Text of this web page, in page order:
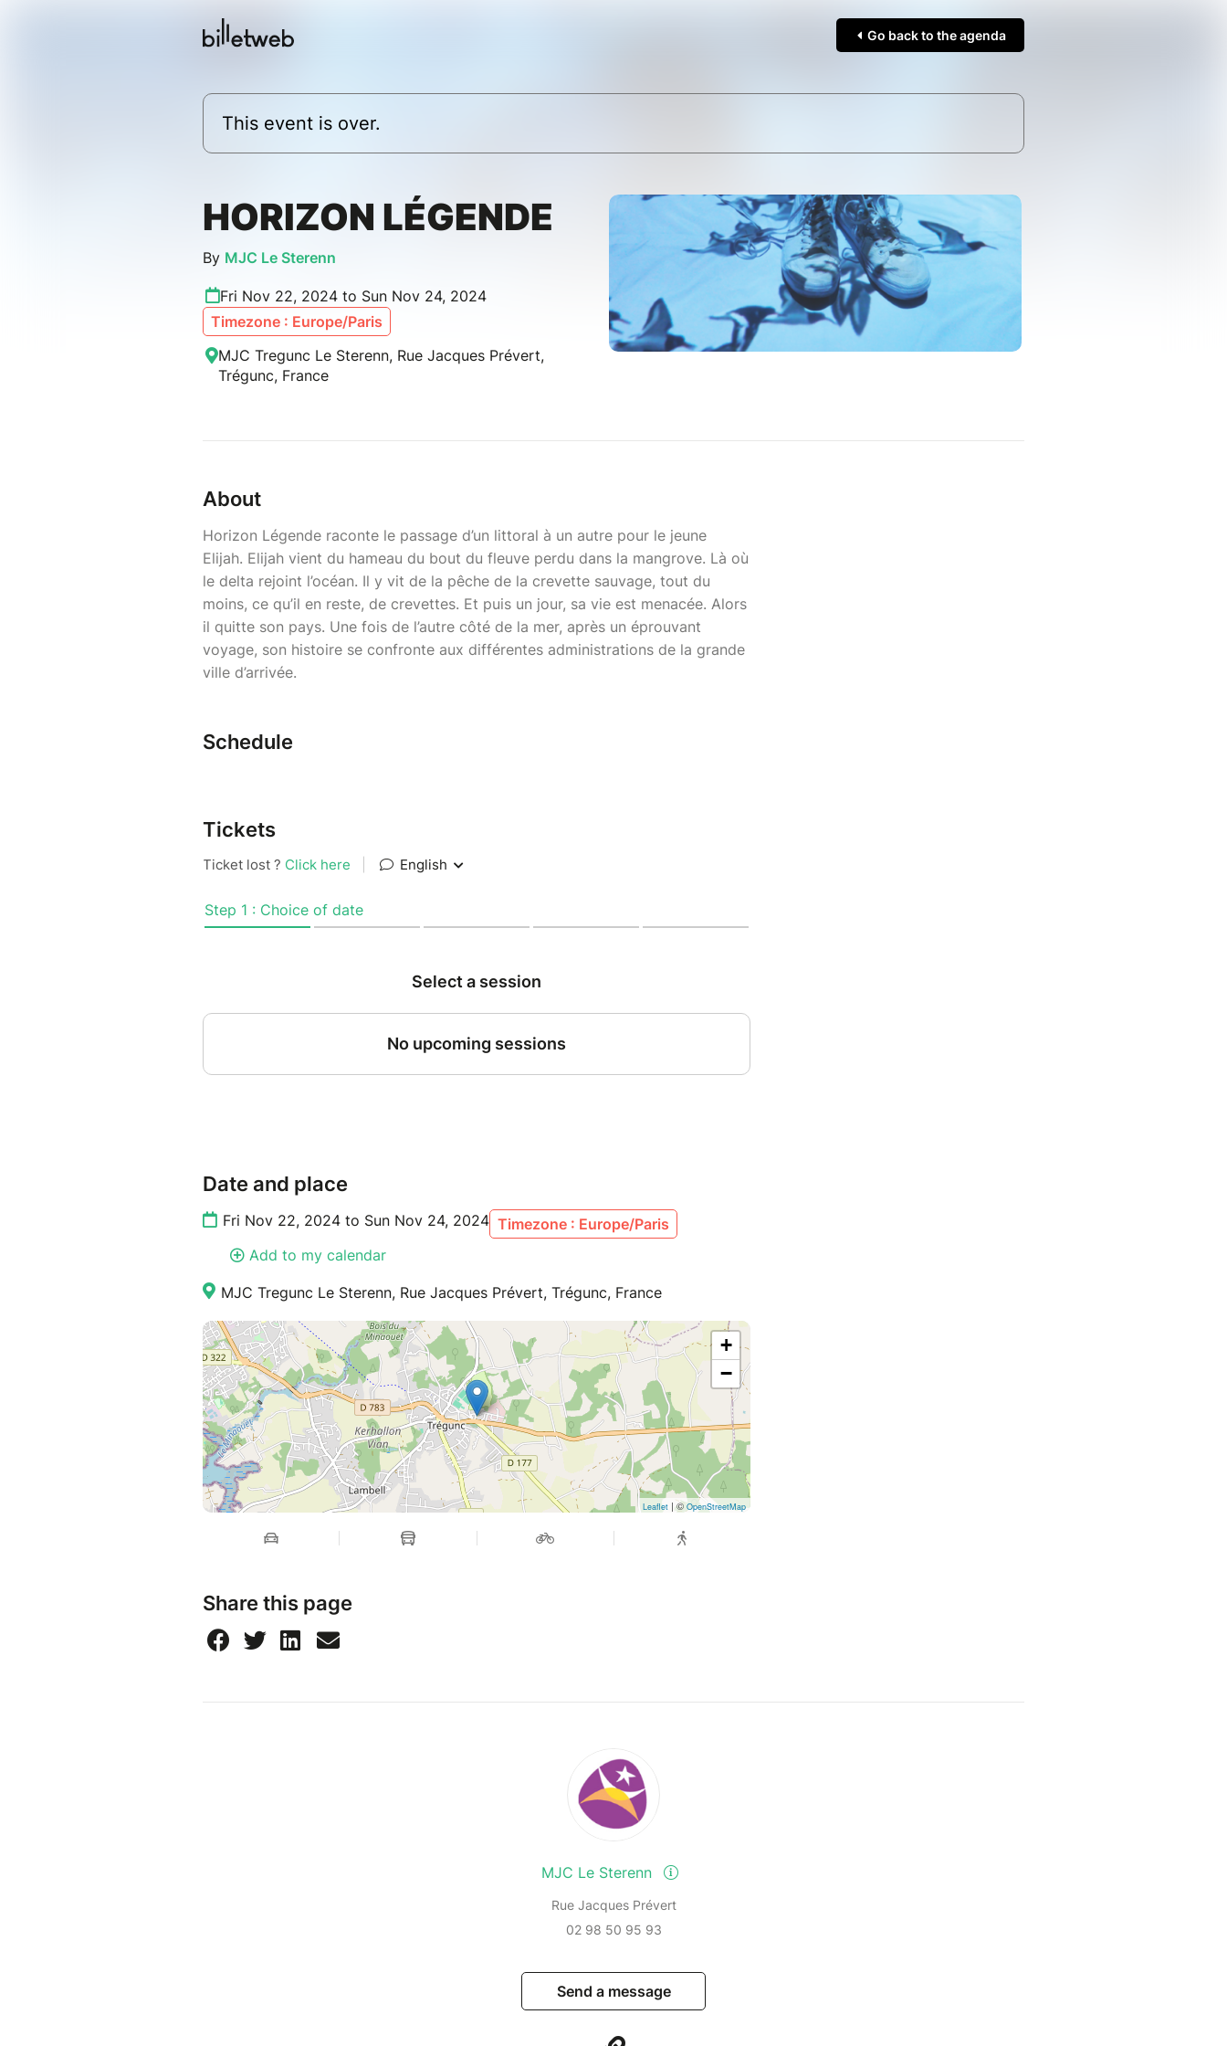
Go back to the agenda
This event is over.
HORIZON LÉGENDE
By MJC Le Sterenn
Fri Nov 22, 2024 to Sun Nov 24, 2024
Timezone : Europe/Paris
MJC Tregunc Le Sterenn, Rue Jacques Prévert,
Trégunc, France
About
Horizon Légende raconte le passage d’un littoral à un autre pour le jeune
Elijah. Elijah vient du hameau du bout du fleuve perdu dans la mangrove. Là où
le delta rejoint l’océan. Il y vit de la pêche de la crevette sauvage, tout du
moins, ce qu’il en reste, de crevettes. Et puis un jour, sa vie est menacée. Alors
il quitte son pays. Une fois de l’autre côté de la mer, après un éprouvant
voyage, son histoire se confronte aux différentes administrations de la grande
ville d’arrivée.
Schedule
Tickets
Date and place
Fri Nov 22, 2024 to Sun Nov 24, 2024 Timezone : Europe/Paris
Add to my calendar
MJC Tregunc Le Sterenn, Rue Jacques Prévert, Trégunc, France
+
−
Leaflet | ©OpenStreetMap
Share this page
MJC Le Sterenn
Rue Jacques Prévert
02 98 50 95 93
Send a message